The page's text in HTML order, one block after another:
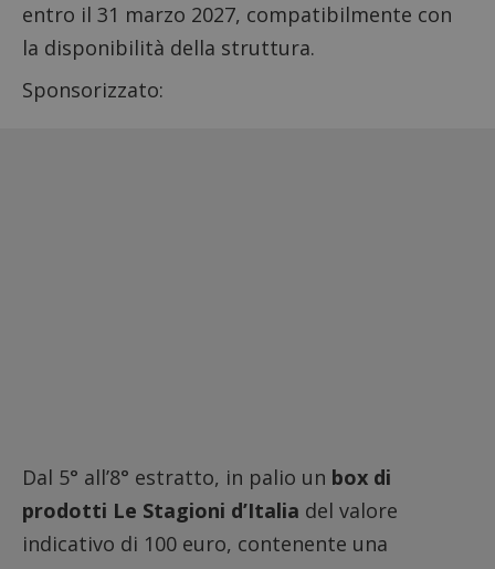
entro il 31 marzo 2027, compatibilmente con
la disponibilità della struttura.
Sponsorizzato:
Dal 5° all’8° estratto, in palio un box di
prodotti Le Stagioni d’Italia del valore
indicativo di 100 euro, contenente una